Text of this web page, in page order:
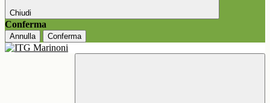
Chiudi
Conferma
Annulla Conferma